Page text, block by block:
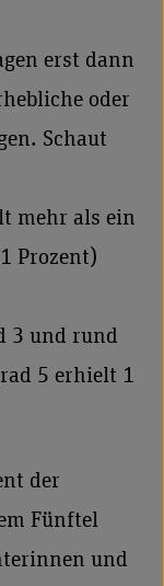
erst dann
oder
Schaut
mehr als ein
Prozent)
3 und rund
5 erhielt 1
der
Fünftel
und